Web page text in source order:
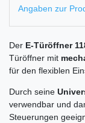
Angaben zur
Der E-Türöffner
Türöffner mit
für den flexiblen
Durch seine
verwendbar und
Steuerungen